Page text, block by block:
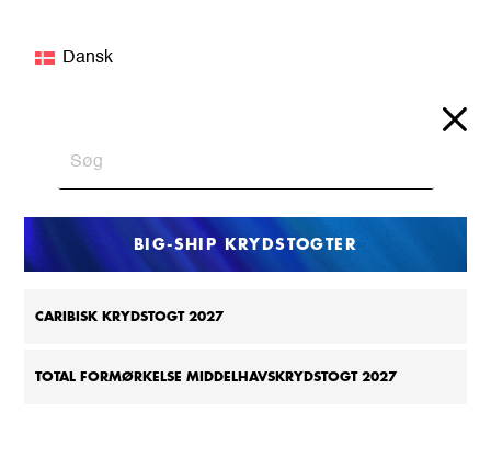
Dansk
BIG-SHIP KRYDSTOGTER
CARIBISK KRYDSTOGT 2027
TOTAL FORMØRKELSE MIDDELHAVSKRYDSTOGT 2027